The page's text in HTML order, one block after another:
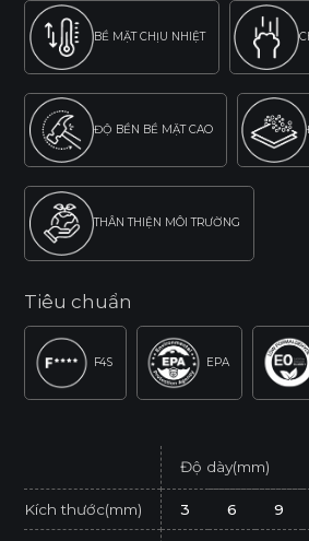
BỀ MẶT CHỊU NHIỆT
ĐỘ BỀN BỀ MẶT CAO
THÂN THIỆN MÔI TRƯỜNG
Tiêu chuẩn
F4S EPA
Độ dày(mm)
Kích thước(mm) 3 6 9